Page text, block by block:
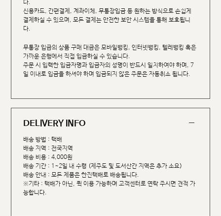
다.
신용카드, 간편결제, 계좌이체, 무통장입금 등 원하는 방식으로 손쉽게
결제하실 수 있으며, 모든 결제는 안전한 보안 시스템을 통해 보호됩니
다.
무통장 입금의 상품 구매 대금은 모바일뱅킹, 인터넷뱅킹, 텔레뱅킹 혹은
가까운 은행에서 직접 입금하실 수 있습니다.
주문 시 입력한 입금자명과 입금자의 성명이 반드시 일치하여야 하며, 7
일 이내로 입금을 하셔야 하며 입금되지 않은 주문은 자동취소 됩니다.
DELIVERY INFO
배송 방법 : 택배
배송 지역 : 전국지역
배송 비용 : 4,000원
배송 기간 : 1~2일 내 수령 (제주도 및 도서산간 지역은 추가 소요)
배송 안내 : 모든 제품은 한진택배로 배송됩니다.
※기타 : 택배가 아닌, 퀵 이용 가능하며 고객센터로 연락 주시면 견적 가
능합니다.